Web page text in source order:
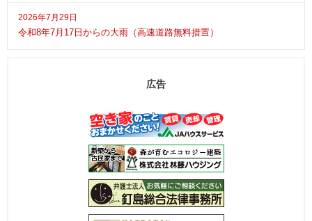
2026年7月29日
令和8年7月17日からの大雨（高速道路無料措置）
広告